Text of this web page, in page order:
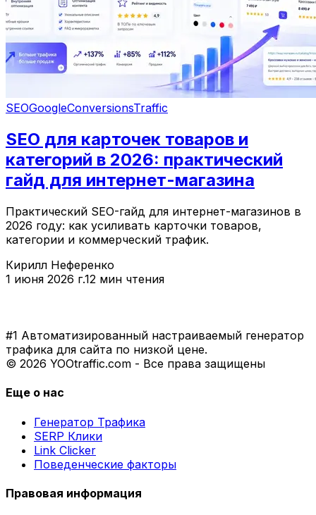
SEOGoogleConversionsTraffic
SEO для карточек товаров и
категорий в 2026: практический
гайд для интернет-магазина
Практический SEO-гайд для интернет-магазинов в
2026 году: как усиливать карточки товаров,
категории и коммерческий трафик.
Кирилл Неференко
1 июня 2026 г.12 мин чтения
#1 Автоматизированный настраиваемый генератор
трафика для сайта по низкой цене.
© 2026 YOOtraffic.com - Все права защищены
Еще о нас
Генератор Трафика
SERP Клики
Link Clicker
Поведенческие факторы
Правовая информация